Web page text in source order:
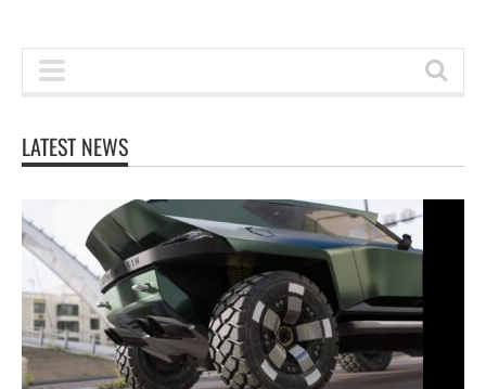
LATEST NEWS